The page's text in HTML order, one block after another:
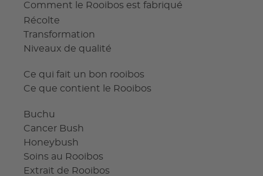
Comment le Rooibos est fabriqué
Récolte
Transformation
Niveaux de qualité
Ce qui fait un bon rooibos
Ce que contient le Rooibos
Buchu
Cancer Bush
Honeybush
Soins au Rooibos
Extrait de Rooibos